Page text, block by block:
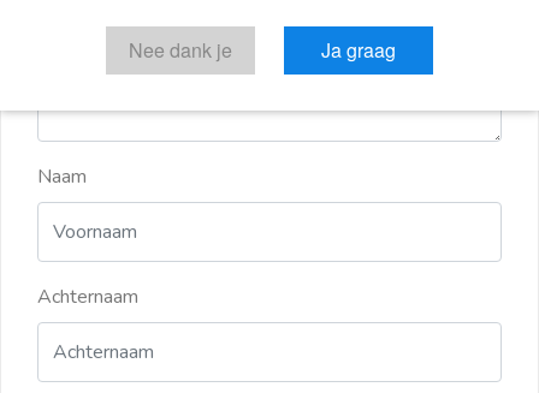
Naam
Achternaam
Nee dank je Ja graag